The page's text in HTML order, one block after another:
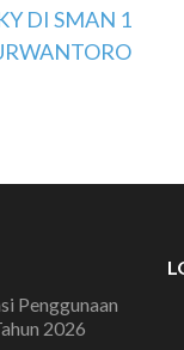
DI SMAN 1
Penggunaan
2026